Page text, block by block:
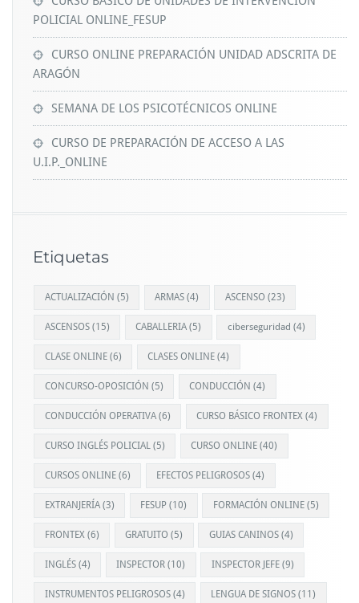
POLICIAL ONLINE_FESUP
CURSO ONLINE PREPARACIÓN UNIDAD ADSCRITA DE
ARAGÓN
SEMANA DE LOS PSICOTÉCNICOS ONLINE
CURSO DE PREPARACIÓN DE ACCESO A LAS
U.I.P._ONLINE
Etiquetas
ACTUALIZACIÓN (5) ARMAS (4) ASCENSO (23)
ASCENSOS(15) CABALLERIA (5) ciberseguridad (4)
CLASE ONLINE(6) CLASES ONLINE (4)
CONCURSO-OPOSICIÓN (5) CONDUCCIÓN (4)
CONDUCCIÓN OPERATIVA(6) CURSO BÁSICO FRONTEX (4)
CURSO INGLÉS POLICIAL(5) CURSO ONLINE (40)
CURSOS ONLINE(6) EFECTOS PELIGROSOS (4)
EXTRANJERÍA(3) FESUP (10) FORMACIÓN ONLINE(5)
FRONTEX(6) GRATUITO (5) GUIAS CANINOS(4)
INGLÉS(4) INSPECTOR (10) INSPECTOR JEFE(9)
INSTRUMENTOS PELIGROSOS(4) LENGUA DE SIGNOS (11)